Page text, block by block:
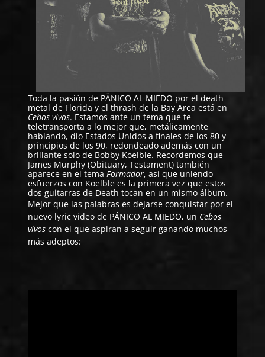
Toda la pasión de PÄNICO AL MIEDO por el death
metal de Florida y el thrash de la Bay Area está en
Cebos vivos. Estamos ante un tema que te
teletransporta a lo mejor que, metálicamente
hablando, dio Estados Unidos a finales de los 80 y
principios de los 90, redondeado además con un
brillante solo de Bobby Koelble. Recordemos que
James Murphy (Obituary, Testament) también
aparece en el tema Formador, así que uniendo
esfuerzos con Koelble es la primera vez que estos
dos guitarras de Death tocan en un mismo álbum.
Mejor que las palabras es dejarse conquistar por el
nuevo lyric video de PÁNICO AL MIEDO, un Cebos
vivos con el que aspiran a seguir ganando muchos
más adeptos: